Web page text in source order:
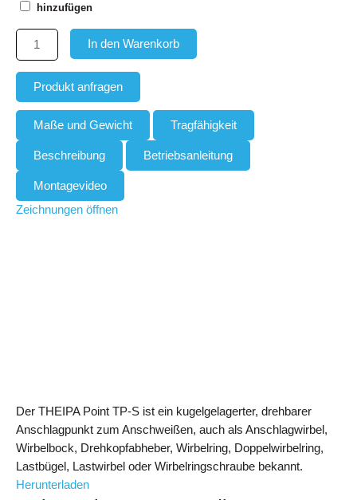
hinzufügen
In den Warenkorb
Produkt anfragen
Maße und Gewicht Tragfähigkeit
Beschreibung Betriebsanleitung
Montagevideo
Zeichnungen öffnen
Der THEIPA Point TP-S ist ein kugelgelagerter, drehbarer
Anschlagpunkt zum Anschweißen, auch als Anschlagwirbel,
Wirbelbock, Drehkopfabheber, Wirbelring, Doppelwirbelring,
Lastbügel, Lastwirbel oder Wirbelringschraube bekannt.
Herunterladen